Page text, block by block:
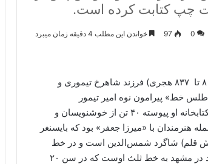
چپ کتابت کرده است.
0
97 خواندن این مطلب 4 دقیقه زمان میبرد
شاهزاده بایسنغر میرزا ( ۸۰۲ تا ۸۳۷ هجری) فرزند شاهرخ تیموری و
خط» پیرامون نوه امیر تیمور
گورکانی آمده است: بایسنغر میرزا اهل هنر را تشویق بسیار می‌کرد. در کتابخانه او پیوسته ۴۰ تن از خوشنویسان و
با «میرزا جعفر» بود که بایسنغر
قلم) شاگرد شمس‌الدین است و در خط
محقق و ثلث از استادان برجسته است. کتیبه پیش طاق مسجد گوهرشاد در مشهد به خط ثلث اوست که در سن ۲۰